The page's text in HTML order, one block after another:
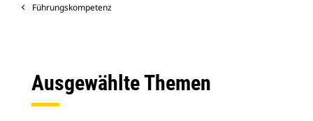
Führungskompetenz
Ausgewählte Themen